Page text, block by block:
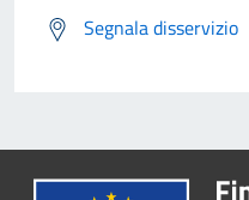
Segnala disservizio